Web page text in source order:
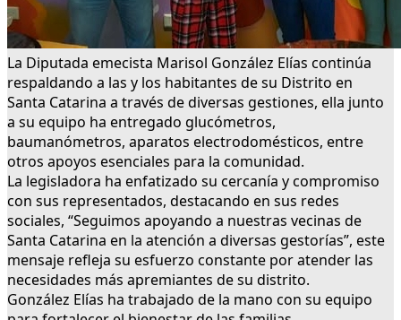
La Diputada emecista Marisol González Elías continúa
respaldando a las y los habitantes de su Distrito en
Santa Catarina a través de diversas gestiones, ella junto
a su equipo ha entregado glucómetros,
baumanómetros, aparatos electrodomésticos, entre
otros apoyos esenciales para la comunidad.
La legisladora ha enfatizado su cercanía y compromiso
con sus representados, destacando en sus redes
sociales, “Seguimos apoyando a nuestras vecinas de
Santa Catarina en la atención a diversas gestorías”, este
mensaje refleja su esfuerzo constante por atender las
necesidades más apremiantes de su distrito.
González Elías ha trabajado de la mano con su equipo